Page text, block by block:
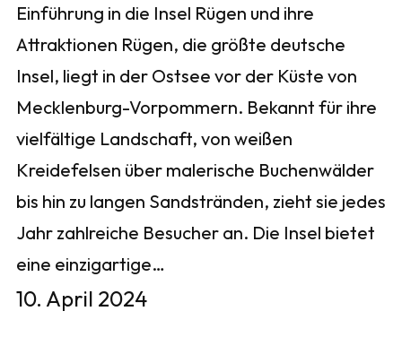
Einführung in die Insel Rügen und ihre
Attraktionen Rügen, die größte deutsche
Insel, liegt in der Ostsee vor der Küste von
Mecklenburg-Vorpommern. Bekannt für ihre
vielfältige Landschaft, von weißen
Kreidefelsen über malerische Buchenwälder
bis hin zu langen Sandstränden, zieht sie jedes
Jahr zahlreiche Besucher an. Die Insel bietet
eine einzigartige…
10. April 2024